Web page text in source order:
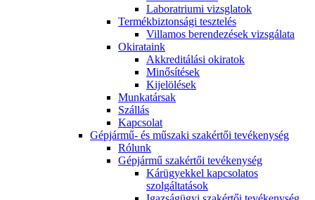
Laboratriumi vizsglatok
Termékbiztonsági tesztelés
Villamos berendezések vizsgálata
Okirataink
Akkreditálási okiratok
Minősítések
Kijelölések
Munkatársak
Szállás
Kapcsolat
Gépjármű- és műszaki szakértői tevékenység
Rólunk
Gépjármű szakértői tevékenység
Kárügyekkel kapcsolatos
szolgáltatások